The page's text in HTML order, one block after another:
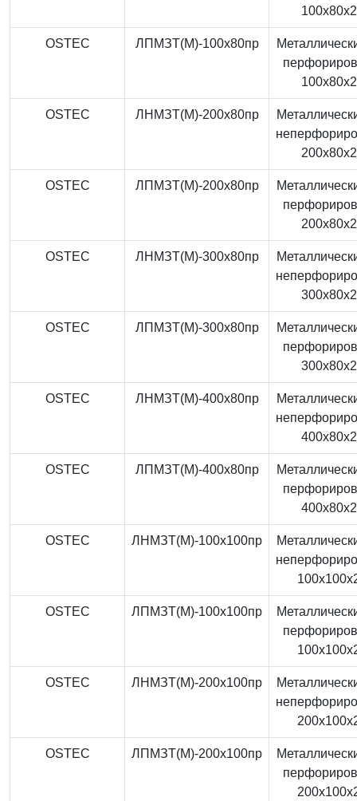
OSTEC ЛПМЗТ(М)-100x80пр
OSTEC ЛНМЗТ(М)-200x80пр
OSTEC ЛПМЗТ(М)-200x80пр
OSTEC ЛНМЗТ(М)-300x80пр
OSTEC ЛПМЗТ(М)-300x80пр
OSTEC ЛНМЗТ(М)-400x80пр
OSTEC ЛПМЗТ(М)-400x80пр
OSTEC ЛНМЗТ(М)-100x100пр
OSTEC ЛПМЗТ(М)-100x100пр
OSTEC ЛНМЗТ(М)-200x100пр
OSTEC ЛПМЗТ(М)-200x100пр